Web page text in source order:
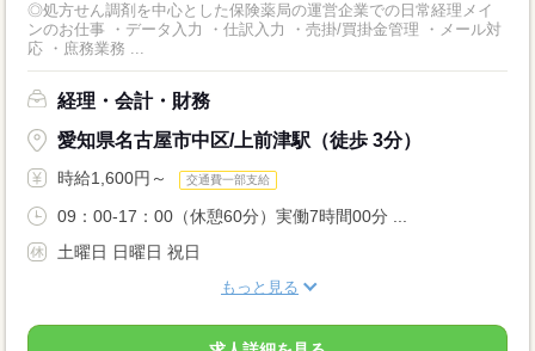
◎処方せん調剤を中心とした保険薬局の運営企業での日常経理メイ
ンのお仕事 ・データ入力 ・仕訳入力 ・売掛/買掛金管理 ・メール対
応 ・庶務業務 ...
経理・会計・財務
愛知県名古屋市中区/上前津駅（徒歩 3分）
時給1,600円～ 交通費一部支給
09：00-17：00（休憩60分）実働7時間00分 ...
土曜日 日曜日 祝日
もっと見る